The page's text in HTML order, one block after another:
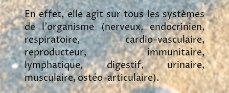
En effet, elle agit sur tous les systèmes
de l'organisme (nerveux, endocrinien,
respiratoire, cardio-vasculaire,
reproducteur, immunitaire,
lymphatique, digestif, urinaire,
musculaire, ostéo-articulaire).